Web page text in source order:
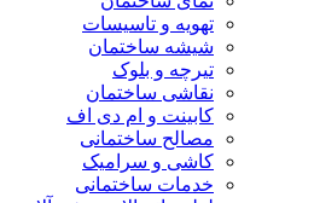
تهویه و تاسیسات
شیشه ساختمان
تیرچه و بلوک
نقاشی ساختمان
کابینت و ام دی اف
مصالح ساختمانی
کاشی و سرامیک
خدمات ساختمانی